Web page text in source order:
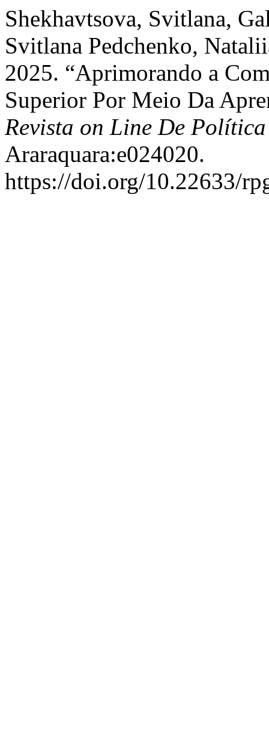
Shekhavtsova, Svitlana,
Svitlana Pedchenko,
2025. “Aprimorando a
Superior Por Meio Da
Revista on Line De
Araraquara:e024020.
https://doi.org/10.22633/